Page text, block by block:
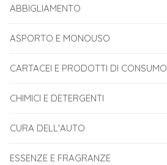
ABBIGLIAMENTO
ASPORTO E MONOUSO
CARTACEI E PRODOTTI DI CONSUMO
CHIMICI E DETERGENTI
CURA DELL'AUTO
ESSENZE E FRAGRANZE